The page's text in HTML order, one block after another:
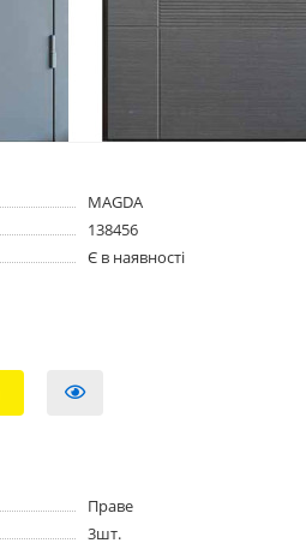
MAGDA
138456
Є в наявності
Праве
3шт.